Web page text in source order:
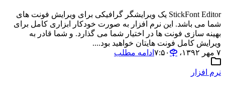
StickFont Editor یک ویرایشگر گرافیکی برای ویرایش فونت های
شما می باشد. این نرم افزار به صورت خودکار ابزاری کامل برای
بهینه سازی فونت ها در اختیار شما می گذارد. و شما قادر به
ویرایش کامل فونت هایتان خواهید بود....
۷ مهر ۱۳۹۲،‏ ۷:۵۰
ادامه مطلب
نرم افزار